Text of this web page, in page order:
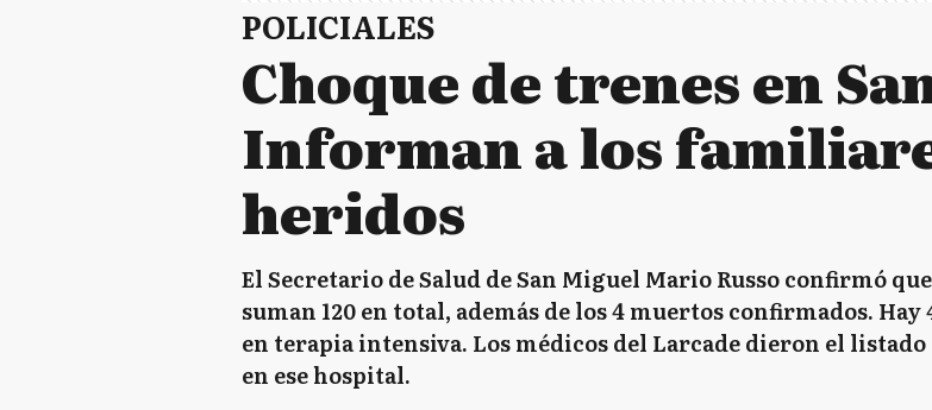
POLICIALES
Choque de trenes en
Informan a los
heridos
El Secretario de Salud de San Miguel Mario Russo confirmó
suman 120 en total, además de los 4 muertos confirmados.
en terapia intensiva. Los médicos del Larcade dieron el
en ese hospital.